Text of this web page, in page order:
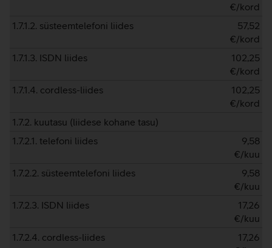
€/kord
1.7.1.2. süsteemtelefoni liides
57,52
€/kord
1.7.1.3. ISDN liides
102,25
€/kord
1.7.1.4. cordless-liides
102,25
€/kord
1.7.2. kuutasu (liidese kohane tasu)
1.7.2.1. telefoni liides
9,58
€/kuu
1.7.2.2. süsteemtelefoni liides
9,58
€/kuu
1.7.2.3. ISDN liides
17,26
€/kuu
1.7.2.4. cordless-liides
17,26